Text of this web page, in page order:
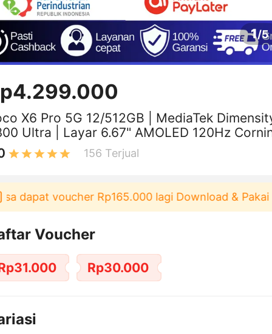
1/5
X6 Pro 5G 12/512GB | MediaTek
Ultra | Layar 6.67" AMOLED 120Hz
Glass 5 | Kamera 64MP
156 Terjual
voucher Rp165.000 lagi Download & Pakai！
Voucher
Rp30.000